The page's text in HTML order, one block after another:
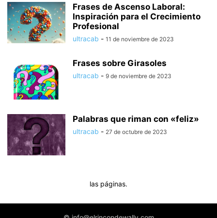
Frases de Ascenso Laboral:
Inspiración para el Crecimiento
Profesional
ultracab - 11 de noviembre de 2023
Frases sobre Girasoles
ultracab - 9 de noviembre de 2023
Palabras que riman con «feliz»
ultracab - 27 de octubre de 2023
las páginas.